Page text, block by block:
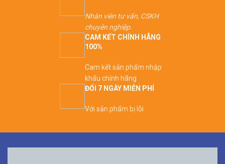
Nhân viên tư vấn, CSKH
chuyên nghiệp.
CAM KẾT CHÍNH HÃNG
100%
Cam kết sản phẩm nhập
khẩu chính hãng
ĐỔI 7 NGÀY MIỄN PHÍ
Với sản phẩm bị lỗi